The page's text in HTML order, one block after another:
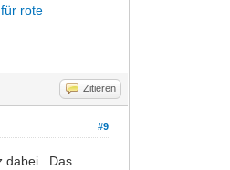
rote
Zitieren
#9
dabei.. Das